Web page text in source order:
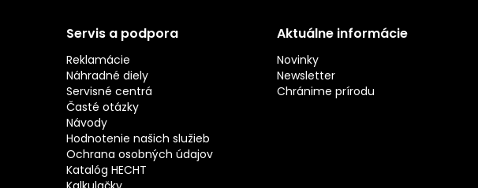
Servis a podpora
Reklamácie
Náhradné diely
Servisné centrá
Časté otázky
Návody
Hodnotenie našich služieb
Ochrana osobných údajov
Katalóg HECHT
Aktuálne informácie
Novinky
Newsletter
Chránime prírodu